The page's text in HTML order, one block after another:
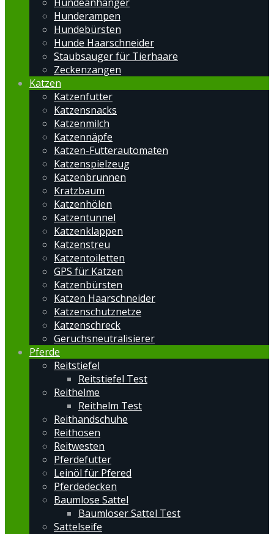
Hunderampen
Hundebürsten
Hunde Haarschneider
Staubsauger für Tierhaare
Zeckenzangen
Katzen
Katzenfutter
Katzensnacks
Katzenmilch
Katzennäpfe
Katzen-Futterautomaten
Katzenspielzeug
Katzenbrunnen
Kratzbaum
Katzenhölen
Katzentunnel
Katzenklappen
Katzenstreu
Katzentoiletten
GPS für Katzen
Katzenbürsten
Katzen Haarschneider
Katzenschutznetze
Katzenschreck
Geruchsneutralisierer
Pferde
Reitstiefel
Reitstiefel Test
Reithelme
Reithelm Test
Reithandschuhe
Reithosen
Reitwesten
Pferdefutter
Leinöl für Pfered
Pferdedecken
Baumlose Sattel
Baumloser Sattel Test
Sattelseife